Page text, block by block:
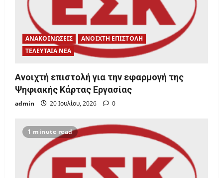
n ΑΝΑΚΟΙΝΩΣΕΙΣ
ΑΝΟΙΧΤΗ ΕΠΙΣΤΟΛΗ
ΤΕΛΕΥΤΑΙΑ ΝΕΑ
Ανοιχτή επιστολή για την εφαρμογή της
Ψηφιακής Κάρτας Εργασίας
admin 20 Ιουλίου, 2026 0
1 minute read